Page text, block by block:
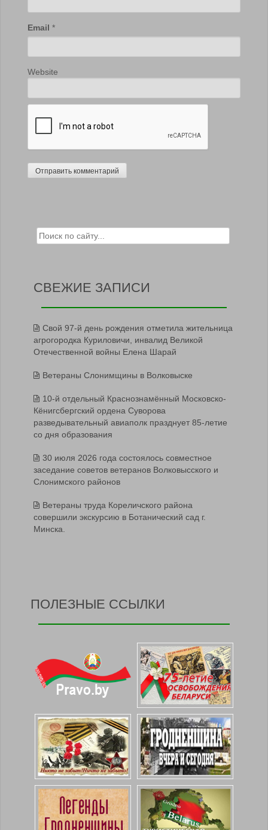
Email *
Website
Search for:
СВЕЖИЕ ЗАПИСИ
Свой 97-й день рождения отметила жительница
агрогородка Куриловичи, инвалид Великой
Отечественной войны Елена Шарай
Ветераны Слонимщины в Волковыске
10-й отдельный Краснознамённый Московско-
Кёнигсбергский ордена Суворова
разведывательный авиаполк празднует 85-летие
со дня образования
30 июля 2026 года состоялось совместное
заседание советов ветеранов Волковысского и
Слонимского районов
Ветераны труда Кореличского района
совершили экскурсию в Ботанический сад г.
Минска.
ПОЛЕЗНЫЕ ССЫЛКИ